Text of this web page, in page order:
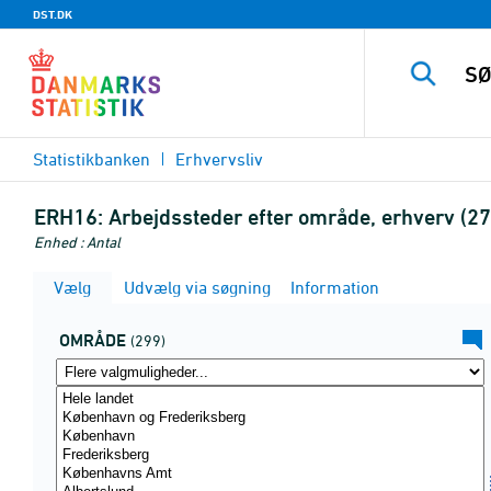
DST.DK
Statistikbanken Erhvervsliv
ERH16: Arbejdssteder efter område, erhverv
Enhed : Antal
Vælg Udvælg via søgning Information
OMRÅDE (299)